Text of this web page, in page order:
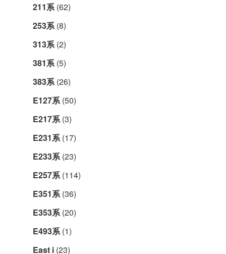
211系 (62)
253系 (8)
313系 (2)
381系 (5)
383系 (26)
E127系 (50)
E217系 (3)
E231系 (17)
E233系 (23)
E257系 (114)
E351系 (36)
E353系 (20)
E493系 (1)
East i (23)